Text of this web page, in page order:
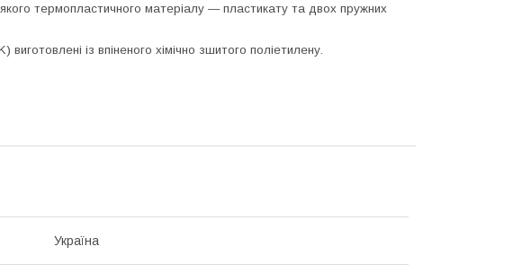
термопластичного матеріалу — пластикату та двох пружних
) виготовлені із впіненого хімічно зшитого поліетилену.
Україна